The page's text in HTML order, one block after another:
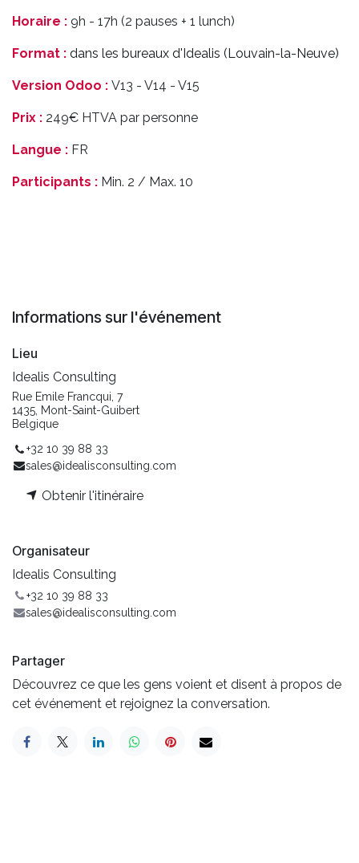
Horaire : 9h - 17h (2 pauses + 1 lunch)
Format : dans les bureaux d'Idealis (Louvain-la-Neuve)
Version Odoo : V13 - V14 - V15
Prix : 249€ HTVA par personne
Langue : FR
Participants : Min. 2 / Max. 10
Informations sur l'événement
Lieu
Idealis Consulting
Rue Emile Francqui, 7
1435, Mont-Saint-Guibert
Belgique
+32 10 39 88 33
sales@idealisconsulting.com
Obtenir l'itinéraire
Organisateur
Idealis Consulting
+32 10 39 88 33
sales@idealisconsulting.com
Partager
Découvrez ce que les gens voient et disent à propos de
cet événement et rejoignez la conversation.